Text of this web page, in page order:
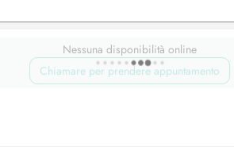
Nessuna disponibilità online
Chiamare per prendere appuntamento